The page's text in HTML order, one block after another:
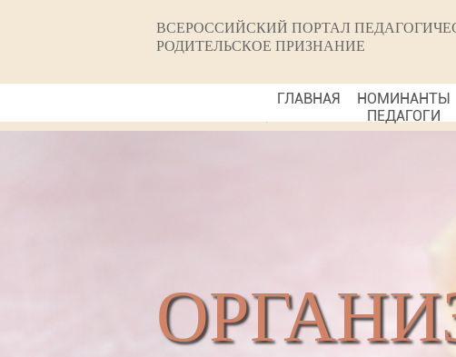
ВСЕРОССИЙСКИЙ ПОРТАЛ
РОДИТЕЛЬСКОЕ ПРИЗНАНИЕ
ГЛАВНАЯ
НОМИНАНТЫ
ПЕДАГОГИ